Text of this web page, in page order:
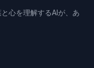
心を理解するAIが、あ